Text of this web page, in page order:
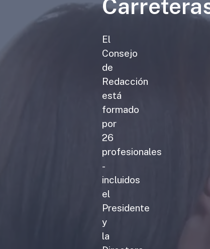
El
Consejo
de
Redacción
está
formado
por
26
profesionales
-
incluidos
el
Presidente
y
la